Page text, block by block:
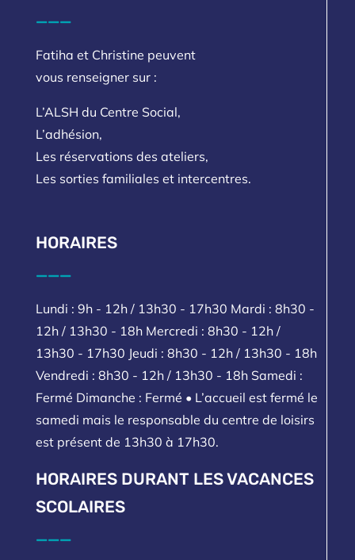
___
Fatiha et Christine peuvent
vous renseigner sur :
L’ALSH du Centre Social,
L’adhésion,
Les réservations des ateliers,
Les sorties familiales et intercentres.
HORAIRES
___
Lundi : 9h - 12h / 13h30 - 17h30 Mardi : 8h30 -
12h / 13h30 - 18h Mercredi : 8h30 - 12h /
13h30 - 17h30 Jeudi : 8h30 - 12h / 13h30 - 18h
Vendredi : 8h30 - 12h / 13h30 - 18h Samedi :
Fermé Dimanche : Fermé • L’accueil est fermé le
samedi mais le responsable du centre de loisirs
est présent de 13h30 à 17h30.
HORAIRES DURANT LES VACANCES
SCOLAIRES
___